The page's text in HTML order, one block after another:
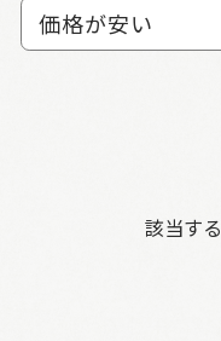
価格が安い
該当す